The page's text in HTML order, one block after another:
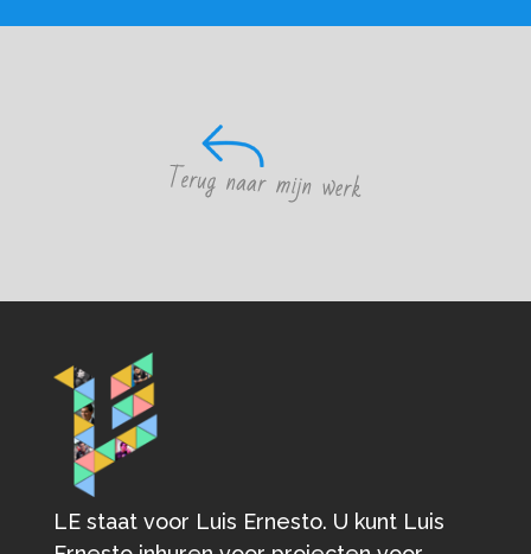
LE staat voor Luis Ernesto. U kunt Luis